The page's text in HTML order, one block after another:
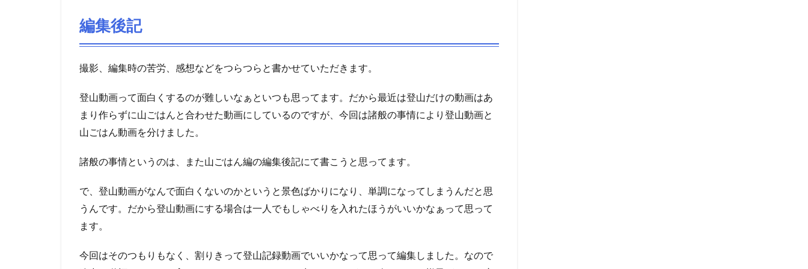
編集後記
撮影、編集時の苦労、感想などをつらつらと書かせていただきます。
登山動画って面白くするのが難しいなぁといつも思ってます。だから最近は登山だけの動画はあ
まり作らずに山ごはんと合わせた動画にしているのですが、今回は諸般の事情により登山動画と
山ごはん動画を分けました。
諸般の事情というのは、また山ごはん編の編集後記にて書こうと思ってます。
で、登山動画がなんで面白くないのかというと景色ばかりになり、単調になってしまうんだと思
うんです。だから登山動画にする場合は一人でもしゃべりを入れたほうがいいかなぁって思って
ます。
今回はそのつもりもなく、割りきって登山記録動画でいいかなって思って編集しました。なので